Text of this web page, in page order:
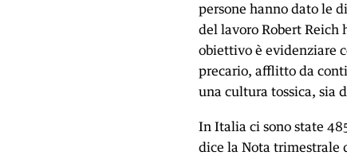
persone hanno dato le
del lavoro Robert Reich
obiettivo è evidenziare
precario, afflitto da
una cultura tossica, sia
In Italia ci sono state
dice la Nota trimestrale